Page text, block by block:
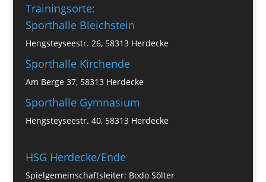
Trainingsorte:
Sporthalle Bleichstein
Hengsteyseestr. 26, 58313 Herdecke
Sporthalle Kirchende
Am Berge 37, 58313 Herdecke
Sporthalle Gymnasium
Hengsteyseestr. 40, 58313 Herdecke
HSG Herdecke/Ende
Spielgemeinschaftsleiter: Bodo Sölter